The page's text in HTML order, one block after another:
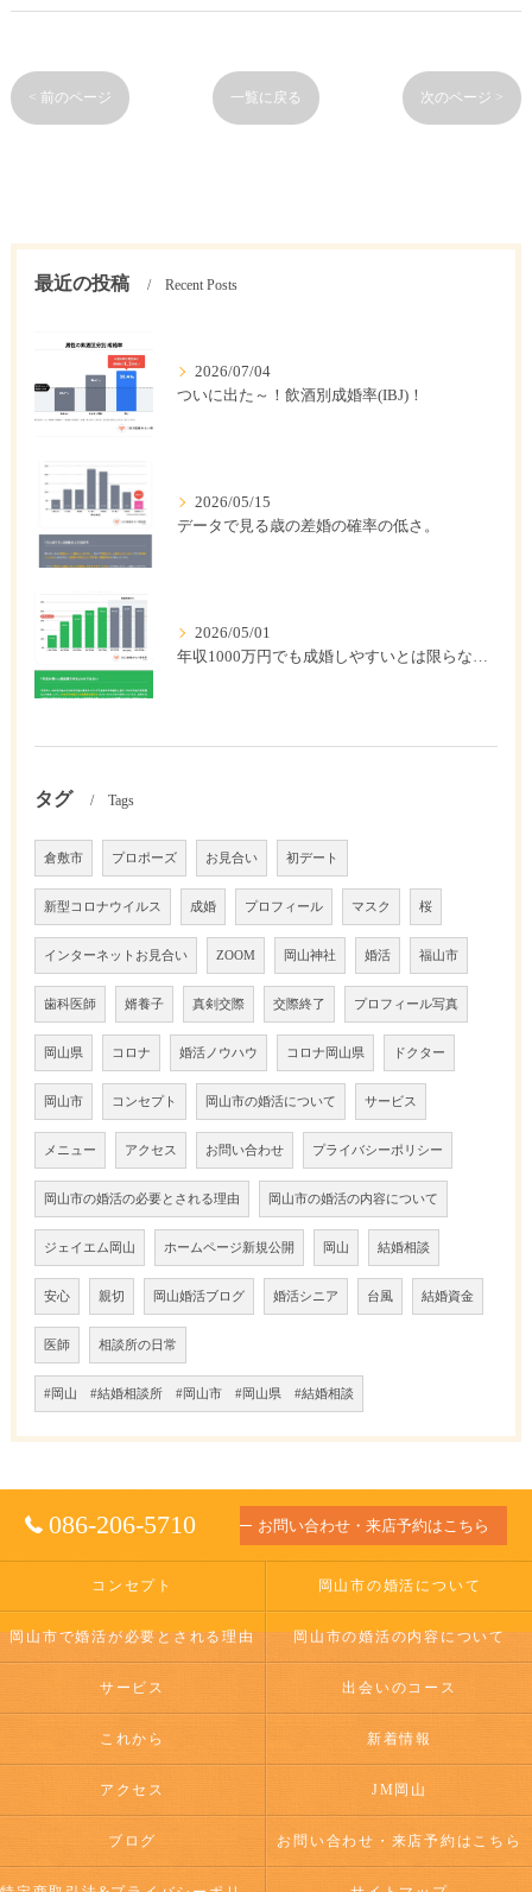
< 前のページ 一覧に戻る 次のページ >
最近の投稿 Recent Posts
2026/07/04
ついに出た～！飲酒別成婚率(IBJ)！
2026/05/15
データで見る歳の差婚の確率の低さ。
2026/05/01
年収1000万円でも成婚しやすいとは限らない? 「年収帯別の成婚率」のリアル
タグ Tags
倉敷市 プロポーズ お見合い 初デート
新型コロナウイルス 成婚 プロフィール マスク 桜
インターネットお見合い ZOOM 岡山神社 婚活 福山市
歯科医師 婿養子 真剣交際 交際終了 プロフィール写真
岡山県 コロナ 婚活ノウハウ コロナ岡山県 ドクター
岡山市 コンセプト 岡山市の婚活について サービス
メニュー アクセス お問い合わせ プライバシーポリシー
岡山市の婚活の必要とされる理由 岡山市の婚活の内容について
ジェイエム岡山 ホームページ新規公開 岡山 結婚相談
安心 親切 岡山婚活ブログ 婚活シニア 台風 結婚資金
医師 相談所の日常
#岡山 #結婚相談所 #岡山市 #岡山県 #結婚相談
086-206-5710 お問い合わせ・来店予約はこちら
コンセプト 岡山市の婚活について
岡山市で婚活が必要とされる理由 岡山市の婚活の内容について
サービス 出会いのコース
これから 新着情報
アクセス JM岡山
ブログ お問い合わせ・来店予約はこちら